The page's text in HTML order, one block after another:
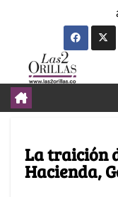
La traición
Hacienda,